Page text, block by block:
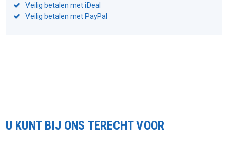
Veilig betalen met iDeal
Veilig betalen met PayPal
U KUNT BIJ ONS TERECHT VOOR